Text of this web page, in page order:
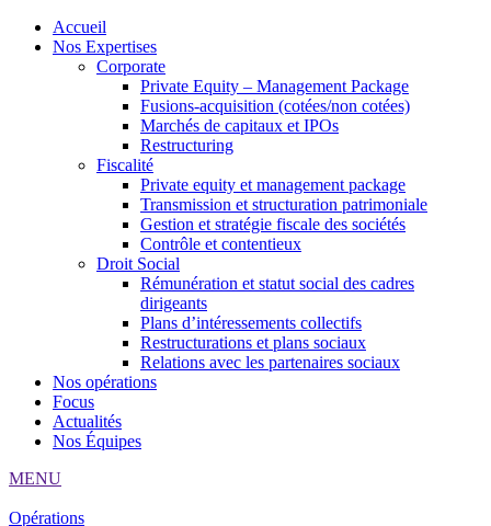
Accueil
Nos Expertises
Corporate
Private Equity – Management Package
Fusions-acquisition (cotées/non cotées)
Marchés de capitaux et IPOs
Restructuring
Fiscalité
Private equity et management package
Transmission et structuration patrimoniale
Gestion et stratégie fiscale des sociétés
Contrôle et contentieux
Droit Social
Rémunération et statut social des cadres
dirigeants
Plans d’intéressements collectifs
Restructurations et plans sociaux
Relations avec les partenaires sociaux
Nos opérations
Focus
Actualités
Nos Équipes
MENU
Opérations